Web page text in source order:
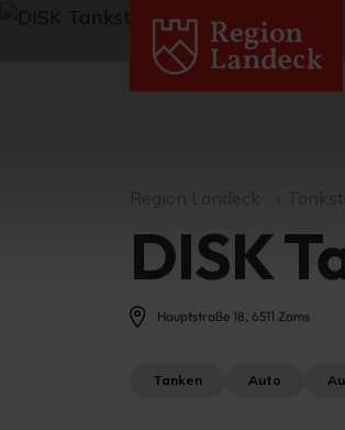
DISK
Hauptstraße 18, 6511 Zams
Tanken Auto